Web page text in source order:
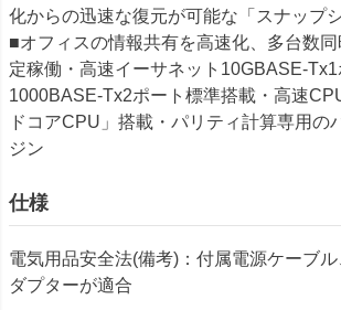
化からの迅速な復元が可能な「スナップ
■オフィスの情報共有を高速化、多台数
定稼働・高速イーサネット10GBASE-Tx1
1000BASE-Tx2ポート標準搭載・高速
ドコアCPU」搭載・パリティ計算専用の
ジン
仕様
電気用品安全法(備考)：付属電源ケーブ
ダプターが適合